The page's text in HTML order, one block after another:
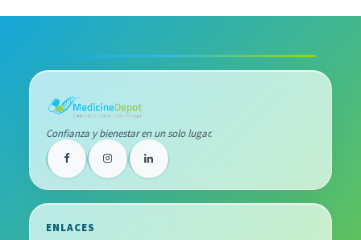
Confianza y bienestar en un solo lugar.
ENLACES